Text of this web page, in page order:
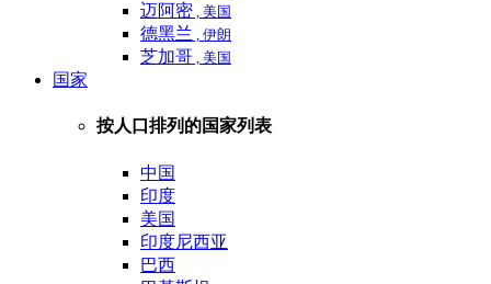
迈阿密 , 美国
德黑兰 , 伊朗
芝加哥 , 美国
国家
按人口排列的国家列表
中国
印度
美国
印度尼西亚
巴西